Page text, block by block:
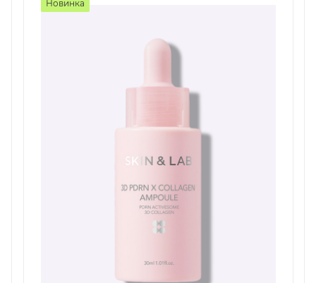
Новинка